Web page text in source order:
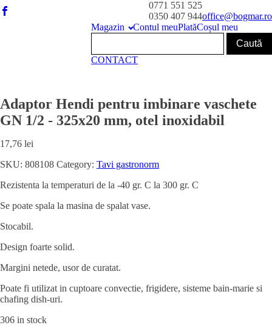
0771 551 525
0350 407 944office@bogmar.ro
Magazin
Contul meuPlatăCoșul meu
CONTACT
Adaptor Hendi pentru imbinare vaschete
GN 1/2 - 325x20 mm, otel inoxidabil
17,76 lei
SKU: 808108 Category: Tavi gastronorm
Rezistenta la temperaturi de la -40 gr. C la 300 gr. C
Se poate spala la masina de spalat vase.
Stocabil.
Design foarte solid.
Margini netede, usor de curatat.
Poate fi utilizat in cuptoare convectie, frigidere, sisteme bain-marie si
chafing dish-uri.
306 in stock